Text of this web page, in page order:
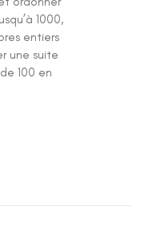
1000,
entiers
une suite
100 en